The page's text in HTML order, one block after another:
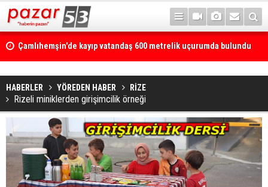
Çamlıhemşin'de kayıp vatandaş 600 metrelik uçurumda bulundu
HABERLER YÖREDEN HABER RİZE
Rizeli miniklerden girişimcilik örneği